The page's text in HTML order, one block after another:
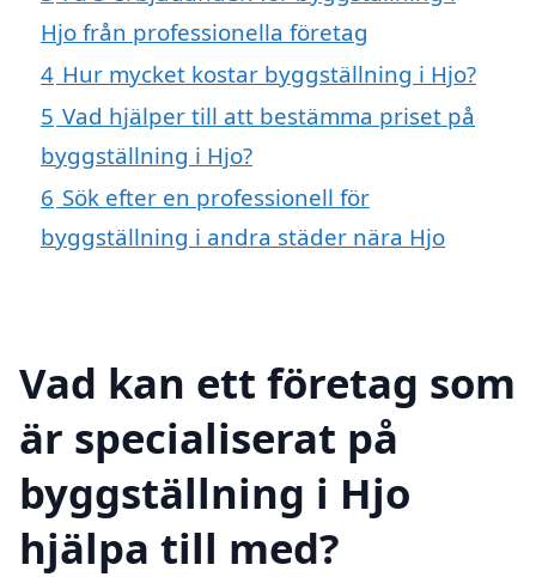
Hjo från professionella företag
4 Hur mycket kostar byggställning i Hjo?
5 Vad hjälper till att bestämma priset på
byggställning i Hjo?
6 Sök efter en professionell för
byggställning i andra städer nära Hjo
Vad kan ett företag som
är specialiserat på
byggställning i Hjo
hjälpa till med?